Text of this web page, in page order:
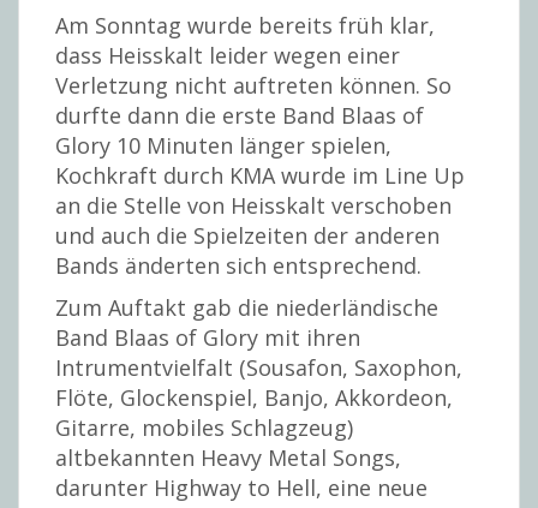
Am Sonntag wurde bereits früh klar,
dass Heisskalt leider wegen einer
Verletzung nicht auftreten können. So
durfte dann die erste Band Blaas of
Glory 10 Minuten länger spielen,
Kochkraft durch KMA wurde im Line Up
an die Stelle von Heisskalt verschoben
und auch die Spielzeiten der anderen
Bands änderten sich entsprechend.
Zum Auftakt gab die niederländische
Band Blaas of Glory mit ihren
Intrumentvielfalt (Sousafon, Saxophon,
Flöte, Glockenspiel, Banjo, Akkordeon,
Gitarre, mobiles Schlagzeug)
altbekannten Heavy Metal Songs,
darunter Highway to Hell, eine neue